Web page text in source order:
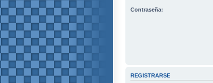
Contraseña:
REGISTRARSE